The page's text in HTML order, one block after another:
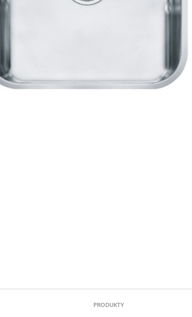
PRODUKTY